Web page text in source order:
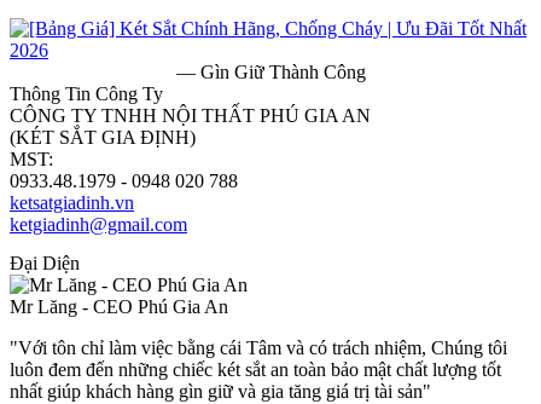
— Gìn Giữ Thành Công
Thông Tin Công Ty
CÔNG TY TNHH NỘI THẤT PHÚ GIA AN
(KÉT SẮT GIA ĐỊNH)
MST:
0933.48.1979 - 0948 020 788
ketsatgiadinh.vn
ketgiadinh@gmail.com
Đại Diện
Mr Lăng - CEO Phú Gia An
"Với tôn chỉ làm việc bằng cái Tâm và có trách nhiệm, Chúng tôi
luôn đem đến những chiếc két sắt an toàn bảo mật chất lượng tốt
nhất giúp khách hàng gìn giữ và gia tăng giá trị tài sản"